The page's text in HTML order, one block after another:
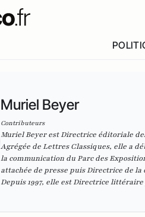
Muriel Beyer
Contributeurs
Muriel Beyer est Directrice éditoriale
Agrégée de Lettres Classiques, elle a
la communication du Parc des
attachée de presse puis Directrice de
Depuis 1997, elle est Directrice